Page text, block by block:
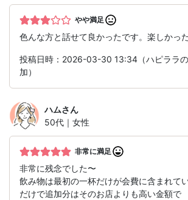
やや満足
色んな方と話せて良かったです。楽しかった
投稿日時：2026-03-30 13:34（ハピララ
加）
ハムさん
50代｜女性
非常に満足
非常に残念でした〜
飲み物は最初の一杯だけが会費に含まれて
だけで追加分はそのお店よりも高い金額で